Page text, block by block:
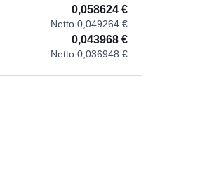
0,058624 €
Netto 0,049264 €
0,043968 €
Netto 0,036948 €